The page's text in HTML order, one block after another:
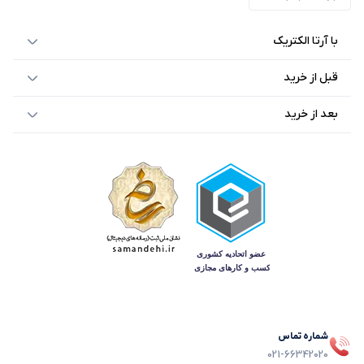
با آرتا الکتریک
قبل از خرید
بعد از خرید
شماره تماس
021-66342020